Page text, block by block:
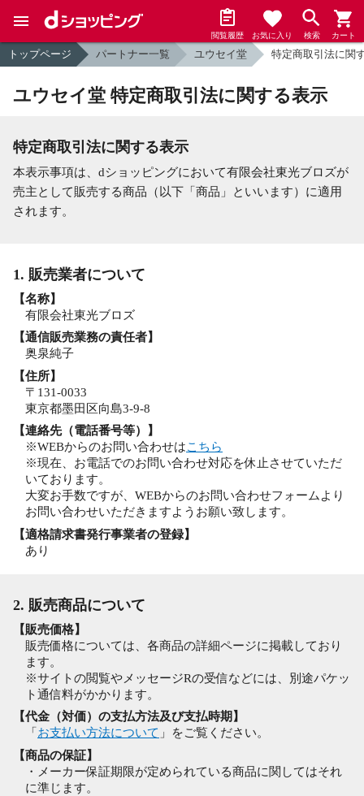
閲覧履歴 お気に入り 検索 カート
トップページ パートナー一覧 ユウセイ堂 特定商取引法に関
ユウセイ堂 特定商取引法に関する表示
特定商取引法に関する表示
本表示事項は、dショッピングにおいて有限会社東光ブロズが
売主として販売する商品（以下「商品」といいます）に適用
されます。
1. 販売業者について
【名称】
有限会社東光ブロズ
【通信販売業務の責任者】
奥泉純子
【住所】
〒131-0033
東京都墨田区向島3-9-8
【連絡先（電話番号等）】
※WEBからのお問い合わせはこちら
※現在、お電話でのお問い合わせ対応を休止させていただ
いております。
大変お手数ですが、WEBからのお問い合わせフォームより
お問い合わせいただきますようお願い致します。
【適格請求書発行事業者の登録】
あり
2. 販売商品について
【販売価格】
販売価格については、各商品の詳細ページに掲載しており
ます。
※サイトの閲覧やメッセージRの受信などには、別途パケッ
ト通信料がかかります。
【代金（対価）の支払方法及び支払時期】
「 お支払い方法について 」をご覧ください。
【商品の保証】
・メーカー保証期限が定められている商品に関してはそれ
に準じます。